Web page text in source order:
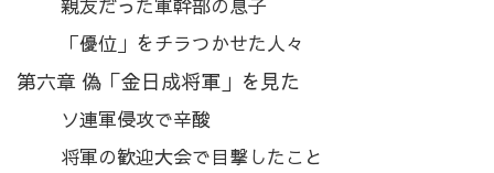
親友だった軍幹部の息子
「優位」をチラつかせた人々
第六章 偽「金日成将軍」を見た
ソ連軍侵攻で辛酸
将軍の歓迎大会で目撃したこと